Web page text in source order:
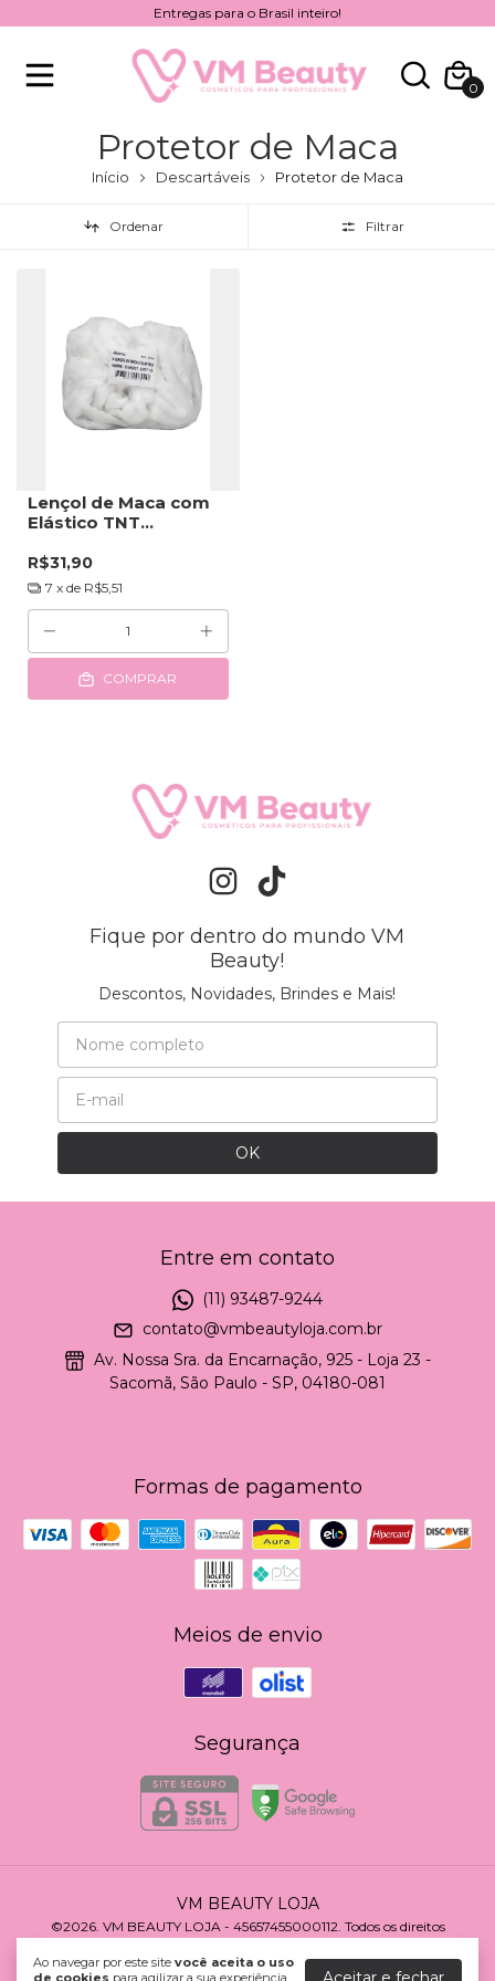
Entregas para o Brasil inteiro!
0
Ao navegar por este site você aceita o uso
de cookies para agilizar a sua experiência
Protetor de Maca
Início Descartáveis Protetor de Maca
Ordenar Filtrar
Lençol de Maca com
Elástico TNT
200cmx90cm 10unid
R$31,90
7 x de R$5,51
COMPRAR
Fique por dentro do mundo VM
Beauty!
Descontos, Novidades, Brindes e Mais!
Entre em contato
(11) 93487-9244
contato@vmbeautyloja.com.br
Av. Nossa Sra. da Encarnação, 925 - Loja 23 -
Sacomã, São Paulo - SP, 04180-081
Formas de pagamento
Meios de envio
Segurança
VM BEAUTY LOJA
©2026. VM BEAUTY LOJA - 45657455000112. Todos os direitos
reservados.